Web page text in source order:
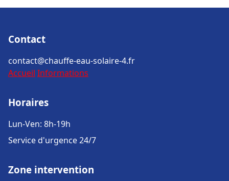
Contact
contact@chauffe-eau-solaire-4.fr
Accueil Informations
Horaires
Lun-Ven: 8h-19h
Service d'urgence 24/7
Zone intervention